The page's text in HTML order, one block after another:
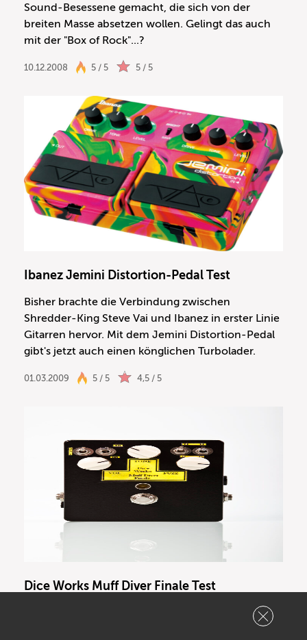
Sound-Besessene gemacht, die sich von der
breiten Masse absetzen wollen. Gelingt das auch
mit der "Box of Rock"...?
10.12.2008 5 / 5 5 / 5
Ibanez Jemini Distortion-Pedal Test
Bisher brachte die Verbindung zwischen
Shredder-King Steve Vai und Ibanez in erster Linie
Gitarren hervor. Mit dem Jemini Distortion-Pedal
gibt's jetzt auch einen könglichen Turbolader.
01.03.2009 5 / 5 4,5 / 5
Dice Works Muff Diver Finale Test
Suche nach „ihrem“ Pedal auch schon mal das